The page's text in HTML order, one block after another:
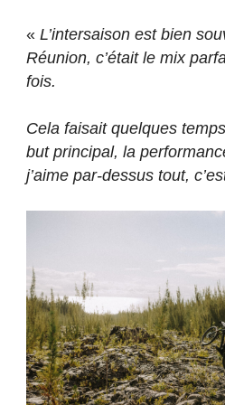
« L’intersaison est bien
Réunion, c’était le mix
fois.
Cela faisait quelques
but principal, la
j’aime par-dessus tout,